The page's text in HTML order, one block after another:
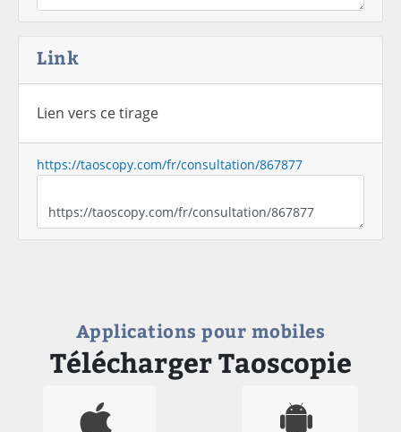
Link
Lien vers ce tirage
https://taoscopy.com/fr/consultation/867877
Applications pour mobiles
Télécharger Taoscopie